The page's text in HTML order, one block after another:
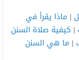
| ماذا يقرأ في
| كيفية صلاة السنن
| ما هي السنن